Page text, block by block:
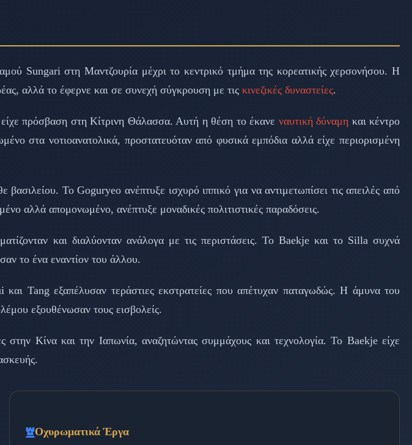
Sungari στη Μαντζουρία μέχρι το κεντρικό τμήμα της κορεατικής χερσονήσου. Η
αλλά το έφερνε και σε συνεχή σύγκρουση με τις κινεζικές δυναστείες.
είχε πρόσβαση στη Κίτρινη Θάλασσα. Αυτή η θέση το έκανε ναυτική δύναμη και κέντρο
στα νοτιοανατολικά, προστατευόταν από φυσικά εμπόδια αλλά είχε περιορισμένη
Το Goguryeo ανέπτυξε ισχυρό ιππικό για να αντιμετωπίσει τις απειλές από
αλλά απομονωμένο, ανέπτυξε μοναδικές πολιτιστικές παραδόσεις.
και διαλύονταν ανάλογα με τις περιστάσεις. Το Baekje και το Silla συχνά
το ένα εναντίον του άλλου.
Tang εξαπέλυσαν τεράστιες εκστρατείες που απέτυχαν παταγωδώς. Η άμυνα του
εξουθένωσαν τους εισβολείς.
Κίνα και την Ιαπωνία, αναζητώντας συμμάχους και τεχνολογία. Το Baekje είχε
Οχυρωματικά Έργα